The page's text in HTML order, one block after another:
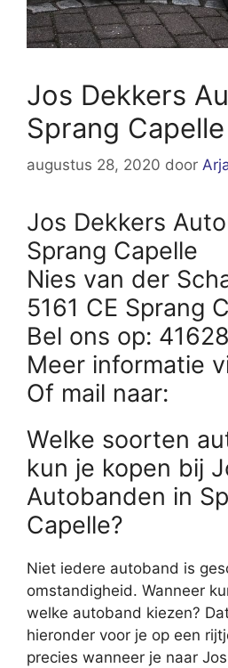
Jos Dekkers
Sprang Capelle
augustus 28, 2020 door
Jos Dekkers
Sprang Capelle
Nies van der
5161 CE Sprang
Bel ons op:
Meer informatie
Of mail naar:
Welke soorten
kun je kopen bij
Autobanden in
Capelle?
Niet iedere autoband is
omstandigheid. Wanneer
welke autoband kiezen?
hieronder voor je op een
precies wanneer je naar